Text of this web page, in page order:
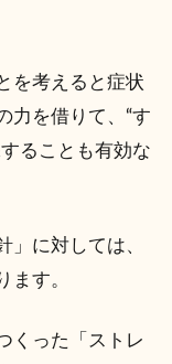
を考えると症状
力を借りて、“す
ることも有効な
」に対しては、
ます。
くった「ストレ